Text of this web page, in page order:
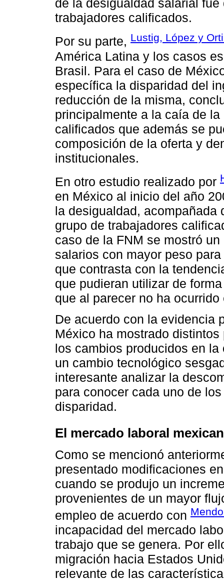
de la desigualdad salarial
trabajadores calificados.
Por su parte, Lustig, López y
América Latina y los casos
Brasil. Para el caso de
específica la disparidad del
reducción de la misma,
principalmente a la caía de
calificados que además se
composición de la oferta y
institucionales.
En otro estudio realizado por
en México al inicio del año
la desigualdad, acompañada
grupo de trabajadores
caso de la FNM se mostró
salarios con mayor peso
que contrasta con la
que pudieran utilizar de
que al parecer no ha
De acuerdo con la evidencia
México ha mostrado
los cambios producidos en
un cambio tecnológico
interesante analizar la
para conocer cada uno de
disparidad.
El mercado laboral
Como se mencionó
presentado modificaciones
cuando se produjo un
provenientes de un mayor
empleo de acuerdo con
incapacidad del mercado
trabajo que se genera. Por
migración hacia Estados
relevante de las